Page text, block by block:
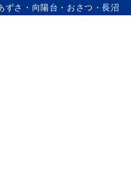
ずさ・向陽台・おさつ・長沼